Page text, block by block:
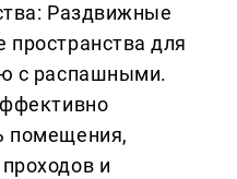
Раздвижные
для
с распашными.
помещения,
и